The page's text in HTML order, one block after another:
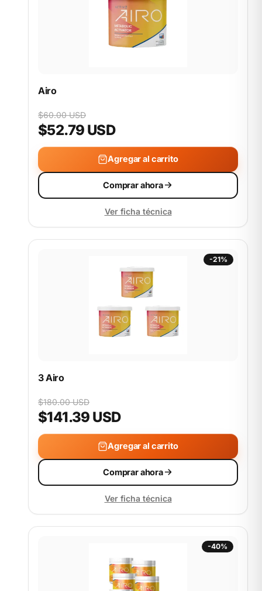
Airo
$60.00 USD
$52.79 USD
Agregar al carrito
Comprar ahora
Ver ficha técnica
-21%
3 Airo
$180.00 USD
$141.39 USD
Agregar al carrito
Comprar ahora
Ver ficha técnica
-40%